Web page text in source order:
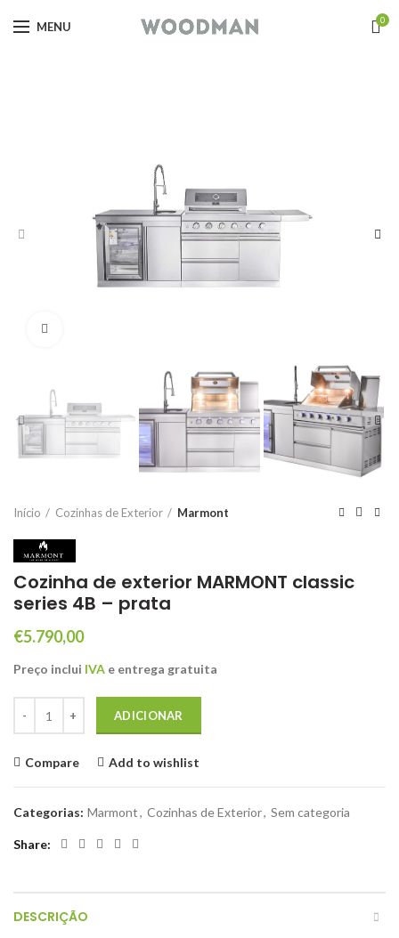
MENU 0
Início Cozinhas de Exterior Marmont
Cozinha de exterior MARMONT classic
series 4B – prata
€5.790,00
Preço inclui IVA e entrega gratuita
ADICIONAR
Compare Add to wishlist
Categorias: Marmont, Cozinhas de Exterior, Sem categoria
Share
DESCRIÇÃO